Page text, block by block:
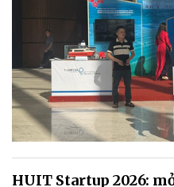
HUIT Startup 2026: